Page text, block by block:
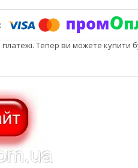
платежі. Тепер ви можете купити